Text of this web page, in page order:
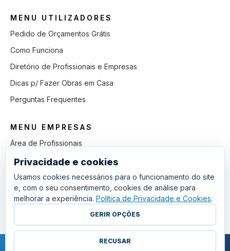
MENU UTILIZADORES
Pedido de Orçamentos Grátis
Como Funciona
Diretório de Profissionais e Empresas
Dicas p/ Fazer Obras em Casa
Perguntas Frequentes
MENU EMPRESAS
Área de Profissionais
Como Funciona
Lista de Pedidos em Aberto
Como Ganhar mais Obras
Perguntas Frequentes
Privacidade e cookies
Usamos cookies necessários para o funcionamento do site
e, com o seu consentimento, cookies de análise para
melhorar a experiência. Política de Privacidade e Cookies.
GERIR OPÇÕES
RECUSAR